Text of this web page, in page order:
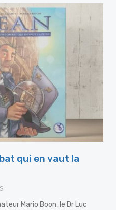
qui en vaut la
Mario Boon, le Dr Luc